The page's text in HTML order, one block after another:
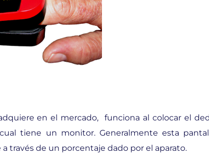
en el mercado, funciona al colocar el
tiene un monitor. Generalmente esta
través de un porcentaje dado por el aparato.